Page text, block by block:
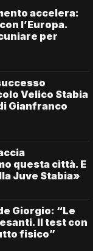
accelera:
l’Europa.
per
Velico Stabia
Gianfranco
questa città. E
Juve Stabia»
Giorgio: “Le
Il test con
fisico”